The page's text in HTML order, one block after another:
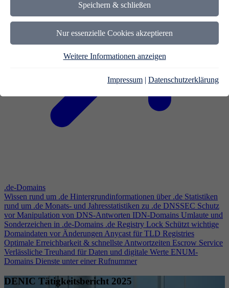
Speichern & schließen
Nur essenzielle Cookies akzeptieren
Weitere Informationen anzeigen
Impressum | Datenschutzerklärung
.de-Domains
Wissen rund um .de Hintergrundinformationen über .de Statistiken
rund um .de Monats- und Jahresstatistiken zu .de DNSSEC Schutz
vor Manipulation von DNS-Antworten IDN-Domains Umlaute und
Sonderzeichen in .de-Domains .de Registry Lock Schützt wichtige
Domaindaten vor ÄnderungenAnycast für TLD Registries
Optimale Erreichbarkeit & schnellste Antwortzeiten Escrow Service
Verlässliche Treuhand für Daten und digitale Werte ENUM-
Domains Dienste unter einer Rufnummer
DENIC Tätigkeitsbericht 2025